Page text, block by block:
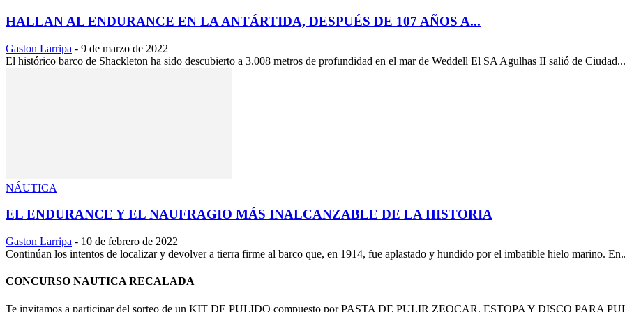
HALLAN AL ENDURANCE EN LA ANTÁRTIDA, DESPUÉS DE 107 AÑOS A...
Gaston Larripa - 9 de marzo de 2022
El histórico barco de Shackleton ha sido descubierto a 3.008 metros de profundidad en el mar de Weddell El SA Agulhas II salió de Ciudad...
NÁUTICA
EL ENDURANCE Y EL NAUFRAGIO MÁS INALCANZABLE DE LA HISTORIA
Gaston Larripa - 10 de febrero de 2022
Continúan los intentos de localizar y devolver a tierra firme al barco que, en 1914, fue aplastado y hundido por el imbatible hielo marino.
CONCURSO NAUTICA RECALADA
Te invitamos a participar del sorteo de un KIT DE PULIDO compuesto por PASTA DE PULIR ZEOCAR, ESTOPA Y DISCO PARA